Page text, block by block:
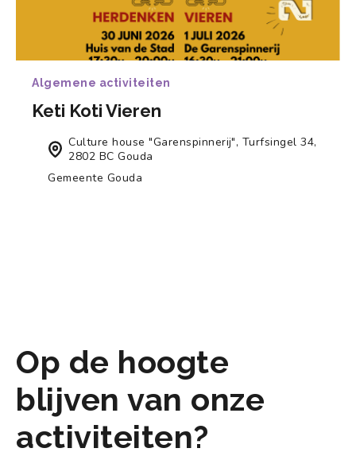
Algemene activiteiten
Keti Koti Vieren
Culture house "Garenspinnerij", Turfsingel 34,
2802 BC Gouda
Gemeente Gouda
Op de hoogte
blijven van onze
activiteiten?